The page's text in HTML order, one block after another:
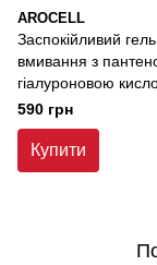
AROCELL
Заспокійливий
вмивання з
гіалуроновою
Arocell Hyal B5
Cleanser , 120 мл
590 грн
Купити